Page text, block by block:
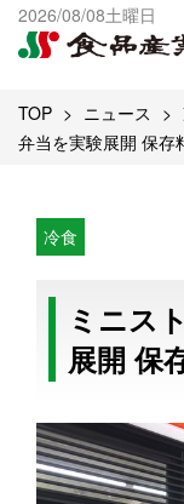
2026/08/08土曜日
出版物一覧へ
試読・購読申し込
TOP ニュース
弁当を実験展開 保存
冷食
ミニス
展開 保